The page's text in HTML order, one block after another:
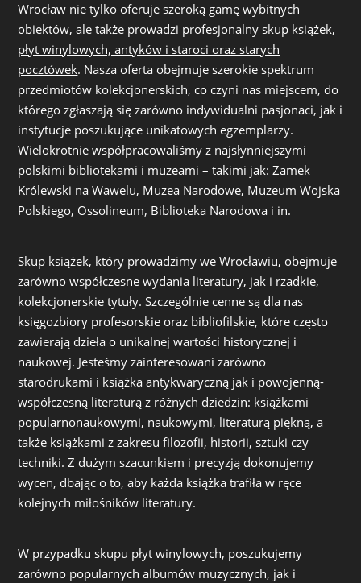
Wrocław nie tylko oferuje szeroką gamę wybitnych
obiektów, ale także prowadzi profesjonalnyskup książek,
płyt winylowych, antyków i staroci oraz starych
pocztówek. Nasza oferta obejmuje szerokie spektrum
przedmiotów kolekcjonerskich, co czyni nas miejscem, do
którego zgłaszają się zarówno indywidualni pasjonaci, jak i
instytucje poszukujące unikatowych egzemplarzy.
Wielokrotnie współpracowaliśmy z najsłynniejszymi
polskimi bibliotekami i muzeami – takimi jak: Zamek
Królewski na Wawelu, Muzea Narodowe, Muzeum Wojska
Polskiego, Ossolineum, Biblioteka Narodowa i in.
Skup książek, który prowadzimy we Wrocławiu, obejmuje
zarówno współczesne wydania literatury, jak i rzadkie,
kolekcjonerskie tytuły. Szczególnie cenne są dla nas
księgozbiory profesorskie oraz bibliofilskie, które często
zawierają dzieła o unikalnej wartości historycznej i
naukowej. Jesteśmy zainteresowani zarówno
starodrukami i książka antykwaryczną jak i powojenną-
współczesną literaturą z różnych dziedzin: książkami
popularnonaukowymi, naukowymi, literaturą piękną, a
także książkami z zakresu filozofii, historii, sztuki czy
techniki. Z dużym szacunkiem i precyzją dokonujemy
wycen, dbając o to, aby każda książka trafiła w ręce
kolejnych miłośników literatury.
W przypadku skupu płyt winylowych, poszukujemy
zarówno popularnych albumów muzycznych, jak i